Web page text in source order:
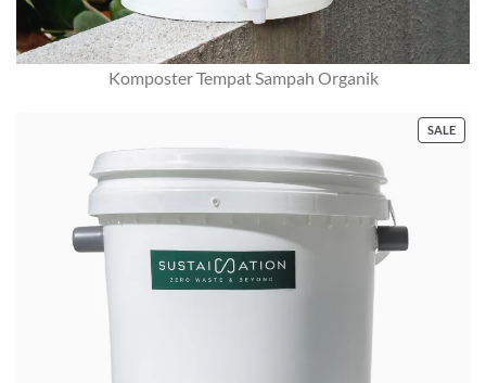
Komposter Tempat Sampah Organik
SALE
ON